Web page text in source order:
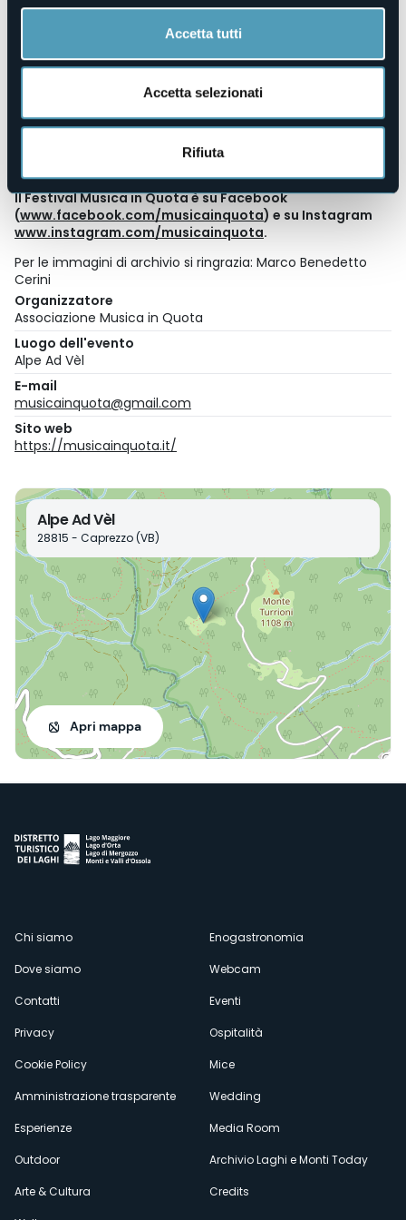
Accetta tutti
Accetta selezionati
Rifiuta
Grado di difficoltà: E – Sentiero Escursionistico
Guida: Guide Ufficiali Parco Val Grande – Cooperativa
Valgrande – Stefania Vaudo 339 7606822
EVENTO GRATUITO
Il programma completo della stagione 2025 è online sul
sito webwww.musicainquota.it.
Il Festival Musica in Quota è su Facebook
(www.facebook.com/musicainquota) e su Instagram
www.instagram.com/musicainquota.
Per le immagini di archivio si ringrazia: Marco Benedetto
Cerini
Organizzatore
Associazione Musica in Quota
Luogo dell'evento
Alpe Ad Vèl
E-mail
musicainquota@gmail.com
Sito web
https://musicainquota.it/
Alpe Ad Vèl
28815 - Caprezzo (VB)
Apri mappa
Menù
secondario
Chi siamo
Dove siamo
Contatti
Privacy
Cookie Policy
Amministrazione trasparente
Esperienze
Outdoor
Arte & Cultura
Enogastronomia
Webcam
Eventi
Ospitalità
Mice
Wedding
Media Room
Archivio Laghi e Monti Today
Credits